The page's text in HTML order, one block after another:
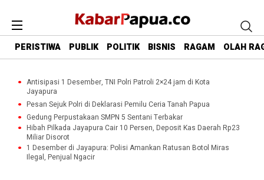
PERISTIWA PUBLIK POLITIK BISNIS RAGAM OLAH
Antisipasi 1 Desember, TNI Polri Patroli 2×24 jam di Kota
Jayapura
Pesan Sejuk Polri di Deklarasi Pemilu Ceria Tanah Papua
Gedung Perpustakaan SMPN 5 Sentani Terbakar
Hibah Pilkada Jayapura Cair 10 Persen, Deposit Kas Daerah Rp23
Miliar Disorot
1 Desember di Jayapura: Polisi Amankan Ratusan Botol Miras
Ilegal, Penjual Ngacir